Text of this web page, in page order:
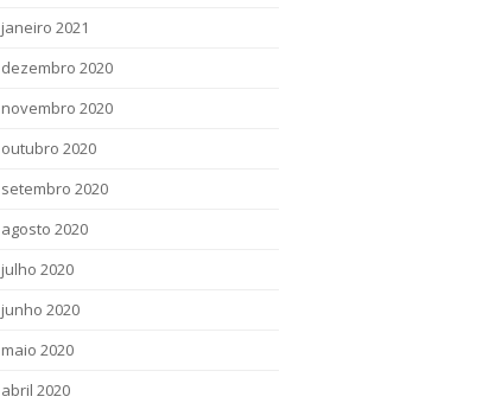
janeiro 2021
dezembro 2020
novembro 2020
outubro 2020
setembro 2020
agosto 2020
julho 2020
junho 2020
maio 2020
abril 2020